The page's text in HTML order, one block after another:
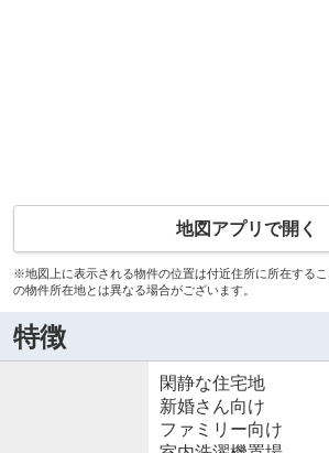
地図アプリで開く
※地図上に表示される物件の位置は付近住所に所在する
の物件所在地とは異なる場合がございます。
特徴
閑静な住宅地
新婚さん向け
ファミリー向け